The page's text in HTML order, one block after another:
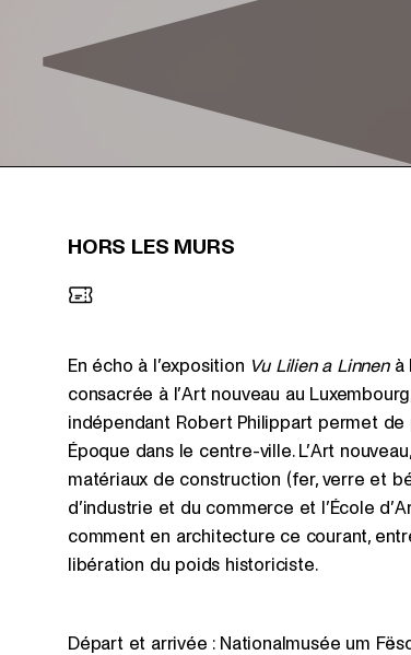
HORS LES MURS
En écho à l’exposition Vu Lilien a Linnenà
consacrée à l’Art nouveau au
indépendant Robert Philippart permet
Époque dans le centre-ville. L’Art
matériaux de construction (fer, verre et
d’industrie et du commerce et l’École
comment en architecture ce courant,
libération du poids historiciste.
Départ et arrivée : Nationalmusée um